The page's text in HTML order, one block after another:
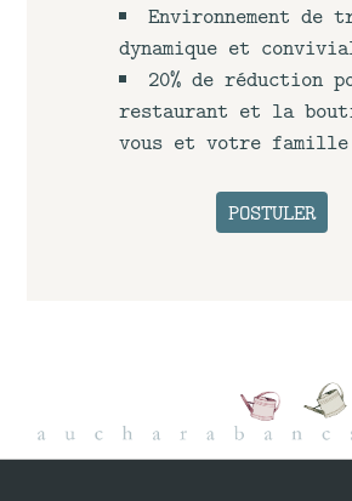
Environnement de
dynamique et
20% de réduction
restaurant et la
vous et votre famille
POSTULER